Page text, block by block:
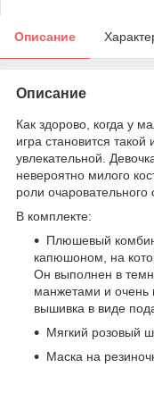
Описание
Описание
Как здорово, когда у
игра становится
увлекательной.
невероятно милого
роли очаровательного
В комплекте:
Плюшевый
капюшоном, на
Он выполнен в
манжетами и очень
вышивка в виде
Мягкий розовый
Маска на